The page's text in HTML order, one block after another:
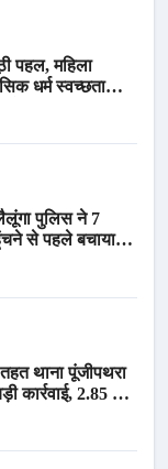
पहल, महिला
धर्म स्वच्छता
पुलिस ने 7
से पहले बचाया,
थाना पूंजीपथरा
कार्रवाई, 2.85 टन